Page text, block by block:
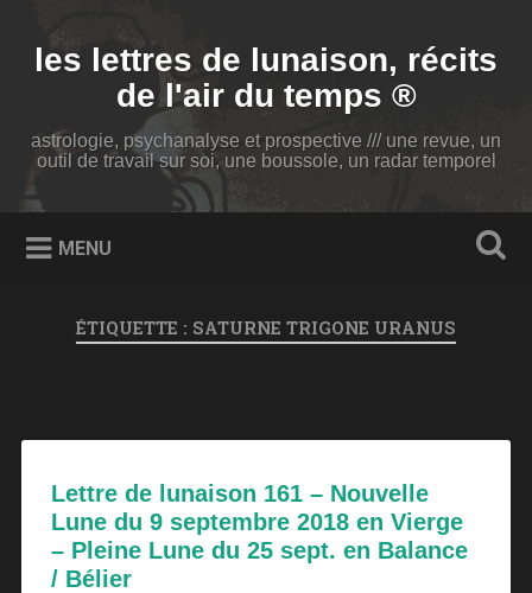
contenu
principal
Rechercheles lettres de lunaison, récits
de l'air du temps ®
astrologie, psychanalyse et prospective /// une revue, un
outil de travail sur soi, une boussole, un radar temporel
MENU
ÉTIQUETTE : SATURNE TRIGONE URANUS
Lettre de lunaison 161 – Nouvelle
Lune du 9 septembre 2018 en Vierge
– Pleine Lune du 25 sept. en Balance
/ Bélier